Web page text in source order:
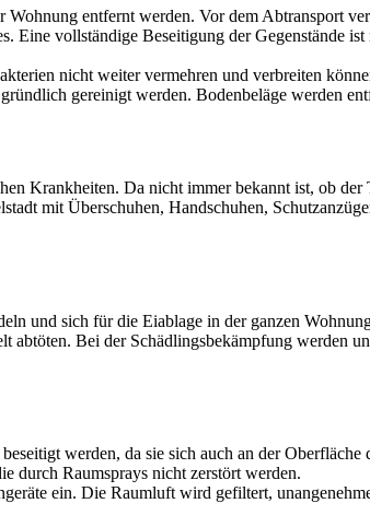
entfernt werden. Vor dem Abtransport
Eine vollständige Beseitigung der Gegenstände
nicht weiter vermehren und verbreiten
gereinigt werden. Bodenbeläge werden
Krankheiten. Da nicht immer bekannt ist, ob
mit Überschuhen, Handschuhen,
und sich für die Eiablage in der ganzen
Bei der Schädlingsbekämpfung werden
werden, da sie sich auch an der
durch Raumsprays nicht zerstört werden.
ein. Die Raumluft wird gefiltert,